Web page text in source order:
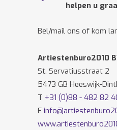
helpen u
Bel/mail ons of kom
Artiestenburo2010
St. Servatiusstraat 2
5473 GB Heeswijk-
T +31 (0)88 - 482 82
E